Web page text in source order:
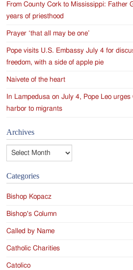
From County Cork to Mississippi: Father
years of priesthood
Prayer ‘that all may be one’
Pope visits U.S. Embassy July 4 for
freedom, with a side of apple pie
Naivete of the heart
In Lampedusa on July 4, Pope Leo
harbor to migrants
Archives
Archives
Categories
Bishop Kopacz
Bishop's Column
Called by Name
Catholic Charities
Catolico